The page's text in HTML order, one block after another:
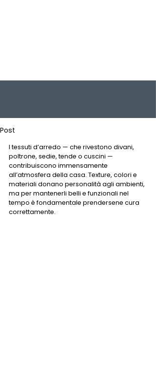
Post
I tessuti d’arredo — che rivestono divani,
poltrone, sedie, tende o cuscini —
contribuiscono immensamente
all’atmosfera della casa. Texture, colori e
materiali donano personalità agli ambienti,
ma per mantenerli belli e funzionali nel
tempo è fondamentale prendersene cura
correttamente.